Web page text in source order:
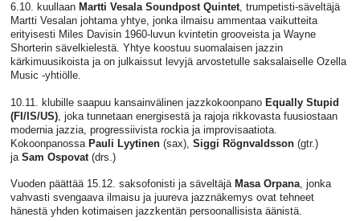
6.10. kuullaan Martti Vesala Soundpost Quintet, trumpetisti-säveltäjä
Martti Vesalan johtama yhtye, jonka ilmaisu ammentaa vaikutteita
erityisesti Miles Davisin 1960-luvun kvintetin grooveista ja Wayne
Shorterin sävelkielestä. Yhtye koostuu suomalaisen jazzin
kärkimuusikoista ja on julkaissut levyjä arvostetulle saksalaiselle Ozella
Music -yhtiölle.
10.11. klubille saapuu kansainvälinen jazzkokoonpano Equally Stupid
(FI/IS/US), joka tunnetaan energisestä ja rajoja rikkovasta fuusiostaan
modernia jazzia, progressiivista rockia ja improvisaatiota.
Kokoonpanossa Pauli Lyytinen(sax), Siggi Rögnvaldsson(gtr.)
ja Sam Ospovat(drs.)
Vuoden päättää 15.12. saksofonisti ja säveltäjä Masa Orpana, jonka
vahvasti svengaava ilmaisu ja juureva jazznäkemys ovat tehneet
hänestä yhden kotimaisen jazzkentän persoonallisista äänistä.